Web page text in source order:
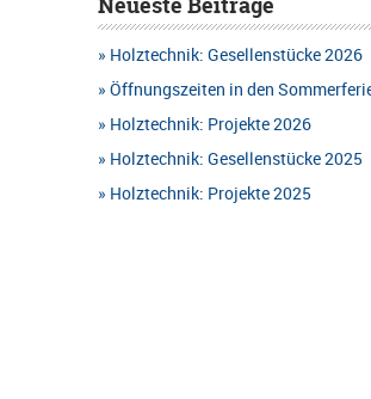
Holztechnik: Gesellenstücke 2026
Öffnungszeiten in den
Holztechnik: Projekte 2026
Holztechnik: Gesellenstücke 2025
Holztechnik: Projekte 2025